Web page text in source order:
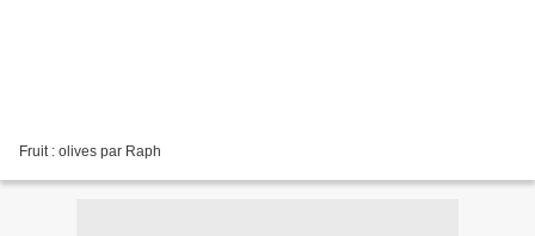
Fruit : olives par Raph